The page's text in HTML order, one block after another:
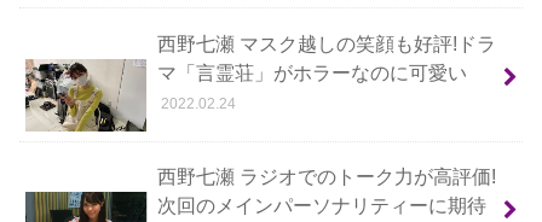
西野七瀬 マスク越しの笑顔も好評!ドラ
マ「言霊荘」がホラーなのに可愛い
2022.02.24
西野七瀬 ラジオでのトーク力が高評価!
次回のメインパーソナリティーに期待